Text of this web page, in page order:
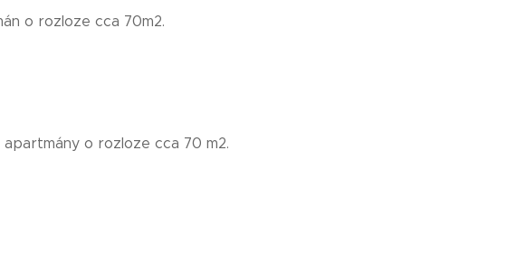
o rozloze cca 70m2.
o rozloze cca 70 m2.